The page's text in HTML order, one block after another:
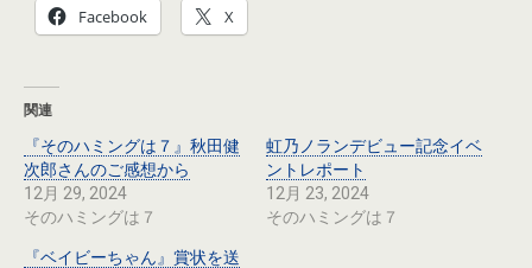
Facebook X
関連
『そのハミングは７』秋田健
次郎さんのご感想から
12月 29, 2024
そのハミングは７
虹乃ノランデビュー記念イベ
ントレポート
12月 23, 2024
そのハミングは７
『ベイビーちゃん』賞状を送